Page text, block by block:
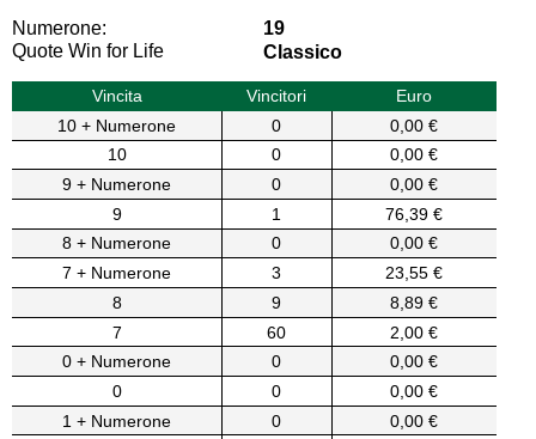
Numerone:
19
Quote Win for Life
Classico
Vincita Vincitori
Euro
10 + Numerone
0
0,00 €
10
0
0,00 €
9 + Numerone
0
0,00 €
9
1
76,39 €
8 + Numerone
0
0,00 €
7 + Numerone
3
23,55 €
8
9
8,89 €
7
60
2,00 €
0 + Numerone
0
0,00 €
0
0
0,00 €
1 + Numerone
0
0,00 €